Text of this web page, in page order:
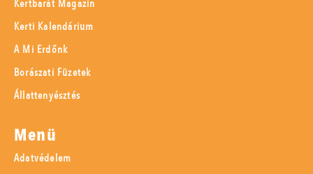
Kertbarát Magazin
Kerti Kalendárium
A Mi Erdőnk
Borászati Füzetek
Állattenyésztés
Menü
Adatvédelem